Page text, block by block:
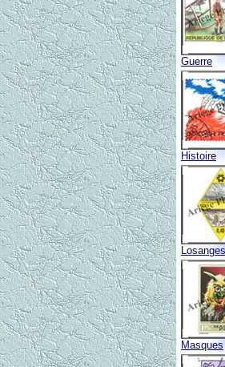
Guerre
Histoire
Losanges
Masques